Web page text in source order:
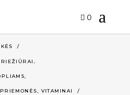
0
/
,
,
VITAMINAI /